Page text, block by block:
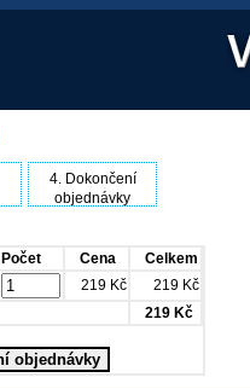
4.Dokončení
objednávky
Počet Cena
Celkem
219 Kč
219 Kč
219 Kč